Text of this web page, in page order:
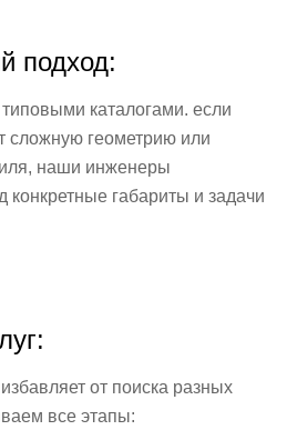
подход:
каталогами. если
геометрию или
наши инженеры
конкретные габариты и задачи
от поиска разных
все этапы: